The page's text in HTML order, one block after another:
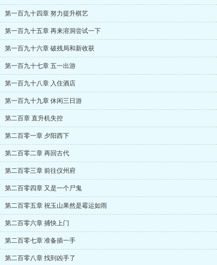
第一百九十四章 努力提升棋艺
第一百九十五章 再来溶洞尝试一下
第一百九十六章 破残局和新收获
第一百九十七章 五一出游
第一百九十八章 入住酒店
第一百九十九章 休闲三日游
第二百章 直升机失控
第二百零一章 夕阳西下
第二百零二章 再回古代
第二百零三章 前往仪州府
第二百零四章 又是一个尸鬼
第二百零五章 祝玉山果然是霉运如雨
第二百零六章 捕快上门
第二百零七章 准备插一手
第二百零八章 找到凶手了